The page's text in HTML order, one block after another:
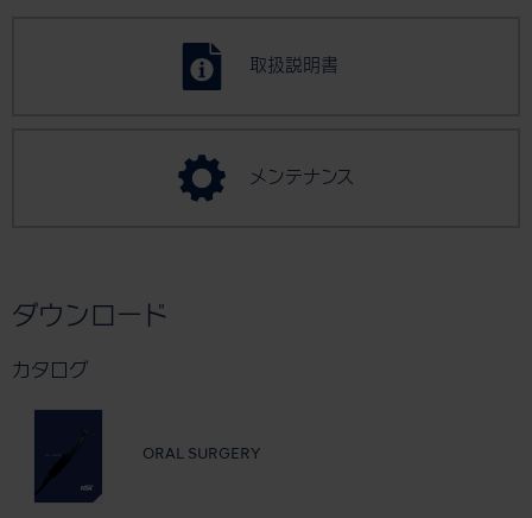
取扱説明書
メンテナンス
ダウンロード
カタログ
ORAL SURGERY